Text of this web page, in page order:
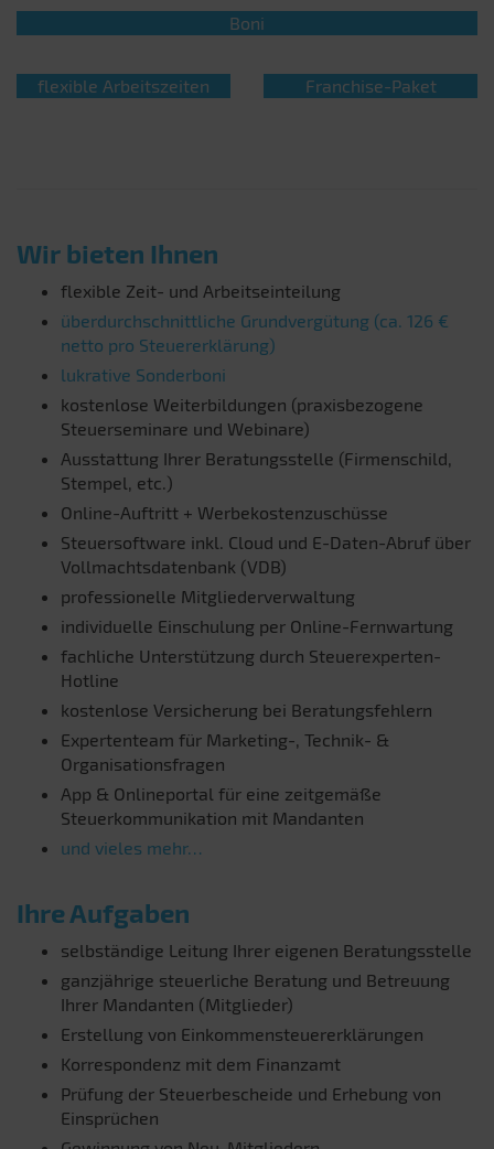
Boni
flexible Arbeitszeiten Franchise-Paket
Wir bieten Ihnen
flexible Zeit- und Arbeitseinteilung
überdurchschnittliche Grundvergütung (ca. 126 €
netto pro Steuererklärung)
lukrative Sonderboni
kostenlose Weiterbildungen (praxisbezogene
Steuerseminare und Webinare)
Ausstattung Ihrer Beratungsstelle (Firmenschild,
Stempel, etc.)
Online-Auftritt + Werbekostenzuschüsse
Steuersoftware inkl. Cloud und E-Daten-Abruf über
Vollmachtsdatenbank (VDB)
professionelle Mitgliederverwaltung
individuelle Einschulung per Online-Fernwartung
fachliche Unterstützung durch Steuerexperten-
Hotline
kostenlose Versicherung bei Beratungsfehlern
Expertenteam für Marketing-, Technik- &
Organisationsfragen
App & Onlineportal für eine zeitgemäße
Steuerkommunikation mit Mandanten
und vieles mehr…
Ihre Aufgaben
selbständige Leitung Ihrer eigenen Beratungsstelle
ganzjährige steuerliche Beratung und Betreuung
Ihrer Mandanten (Mitglieder)
Erstellung von Einkommensteuererklärungen
Korrespondenz mit dem Finanzamt
Prüfung der Steuerbescheide und Erhebung von
Einsprüchen